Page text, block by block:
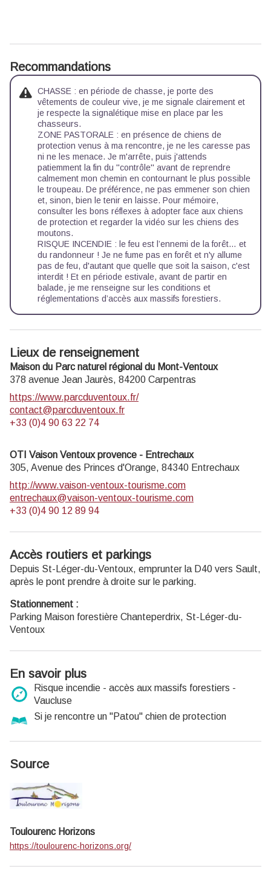
Recommandations
CHASSE : en période de chasse, je porte des
vêtements de couleur vive, je me signale clairement et
je respecte la signalétique mise en place par les
chasseurs.
ZONE PASTORALE : en présence de chiens de
protection venus à ma rencontre, je ne les caresse pas
ni ne les menace. Je m'arrête, puis j'attends
patiemment la fin du ''contrôle'' avant de reprendre
calmement mon chemin en contournant le plus possible
le troupeau. De préférence, ne pas emmener son chien
et, sinon, bien le tenir en laisse. Pour mémoire,
consulter les bons réflexes à adopter face aux chiens
de protection et regarder la vidéo sur les chiens des
moutons.
RISQUE INCENDIE : le feu est l’ennemi de la forêt… et
du randonneur ! Je ne fume pas en forêt et n'y allume
pas de feu, d'autant que quelle que soit la saison, c'est
interdit ! Et en période estivale, avant de partir en
balade, je me renseigne sur les conditions et
réglementations d’accès aux massifs forestiers.
Lieux de renseignement
Maison du Parc naturel régional du Mont-Ventoux
378 avenue Jean Jaurès, 84200 Carpentras
https://www.parcduventoux.fr/
contact@parcduventoux.fr
+33 (0)4 90 63 22 74
OTI Vaison Ventoux provence - Entrechaux
305, Avenue des Princes d'Orange, 84340 Entrechaux
http://www.vaison-ventoux-tourisme.com
entrechaux@vaison-ventoux-tourisme.com
+33 (0)4 90 12 89 94
Accès routiers et parkings
Depuis St-Léger-du-Ventoux, emprunter la D40 vers Sault,
après le pont prendre à droite sur le parking.
Stationnement :
Parking Maison forestière Chanteperdrix, St-Léger-du-
Ventoux
En savoir plus
Risque incendie - accès aux massifs forestiers -
Vaucluse
Si je rencontre un "Patou" chien de protection
Source
Toulourenc Horizons
https://toulourenc-horizons.org/